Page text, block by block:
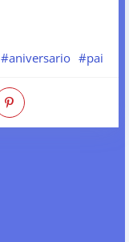
#aniversario #pai